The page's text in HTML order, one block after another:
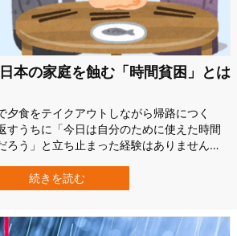
本の家庭を蝕む「時間貧困」とは
夕食をテイクアウトしながら帰路につく
うちに「今日は自分のために使えた時間
ろう」と立ち止まった経験はありません
数値化できる日本語版「主観的時間貧困尺
仕事・家事・育児に追われる私たちの「時
続きを読む